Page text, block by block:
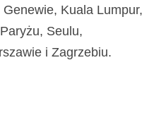
Kuala Lumpur,
Seulu,
i Zagrzebiu.